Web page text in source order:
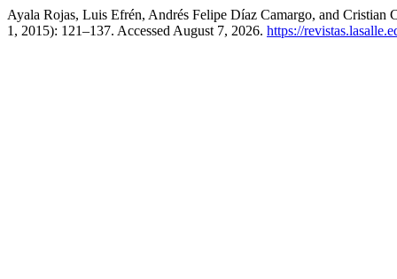
Ayala Rojas, Luis Efrén, Andrés Felipe Díaz Camargo, and
1, 2015): 121–137. Accessed August 7, 2026. https://